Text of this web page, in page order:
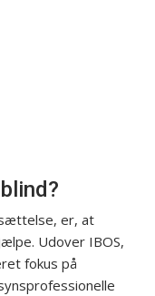
er, at
Udover IBOS,
fokus på